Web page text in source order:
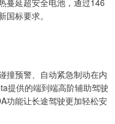
蔓延超安全电池，通过146
标要求。
撞预警、自动紧急制动在内
提供的端到端高阶辅助驾驶
功能让长途驾驶更加轻松安